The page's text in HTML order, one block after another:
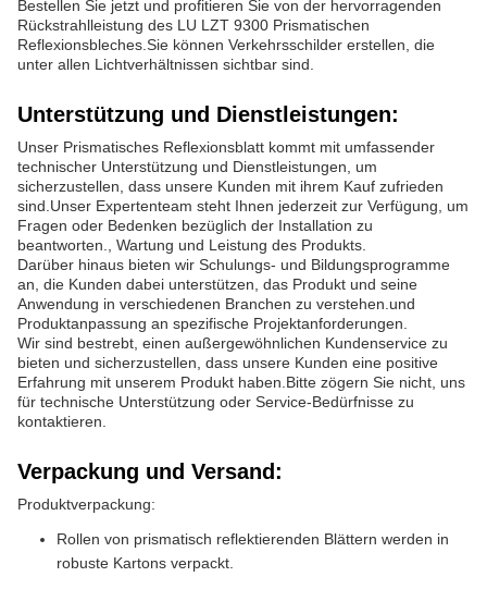
Bestellen Sie jetzt und profitieren Sie von der hervorragenden
Rückstrahlleistung des LU LZT 9300 Prismatischen
Reflexionsbleches.Sie können Verkehrsschilder erstellen, die
unter allen Lichtverhältnissen sichtbar sind.
Unterstützung und Dienstleistungen:
Unser Prismatisches Reflexionsblatt kommt mit umfassender
technischer Unterstützung und Dienstleistungen, um
sicherzustellen, dass unsere Kunden mit ihrem Kauf zufrieden
sind.Unser Expertenteam steht Ihnen jederzeit zur Verfügung, um
Fragen oder Bedenken bezüglich der Installation zu
beantworten., Wartung und Leistung des Produkts.
Darüber hinaus bieten wir Schulungs- und Bildungsprogramme
an, die Kunden dabei unterstützen, das Produkt und seine
Anwendung in verschiedenen Branchen zu verstehen.und
Produktanpassung an spezifische Projektanforderungen.
Wir sind bestrebt, einen außergewöhnlichen Kundenservice zu
bieten und sicherzustellen, dass unsere Kunden eine positive
Erfahrung mit unserem Produkt haben.Bitte zögern Sie nicht, uns
für technische Unterstützung oder Service-Bedürfnisse zu
kontaktieren.
Verpackung und Versand:
Produktverpackung:
Rollen von prismatisch reflektierenden Blättern werden in
robuste Kartons verpackt.